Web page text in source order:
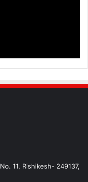
11, Rishikesh- 249137,